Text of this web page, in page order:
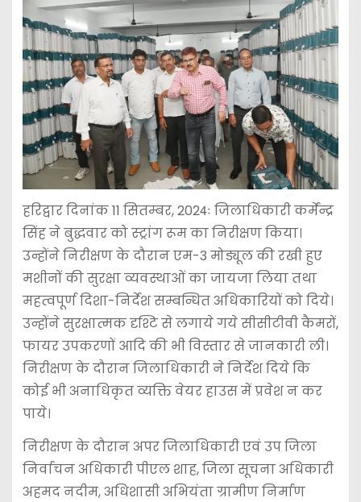
हरिद्वार दिनांक 11 सितम्बर, 2024ः जिलाधिकारी कर्मेन्द्र
सिंह ने बुद्धवार को स्ट्रांग रूम का निरीक्षण किया।
उन्होंने निरीक्षण के दौरान एम-3 मोड्यूल की रखी हुए
मशीनों की सुरक्षा व्यवस्थाओं का जायजा लिया तथा
महत्वपूर्ण दिशा-निर्देश सम्बन्धित अधिकारियों को दिये।
उन्होंने सुरक्षात्मक दृश्टि से लगाये गये सीसीटीवी कैमरों,
फायर उपकरणों आदि की भी विस्तार से जानकारी ली।
निरीक्षण के दौरान जिलाधिकारी ने निर्देश दिये कि
कोई भी अनाधिकृत व्यक्ति वेयर हाउस में प्रवेश न कर
पाये।
निरीक्षण के दौरान अपर जिलाधिकारी एवं उप जिला
निर्वाचन अधिकारी पीएल शाह, जिला सूचना अधिकारी
अहमद नदीम, अधिशासी अभियंता ग्रामीण निर्माण